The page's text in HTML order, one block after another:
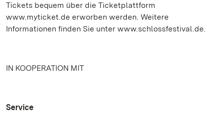
Tickets bequem über die Ticketplattform
www.myticket.de erworben werden. Weitere
Informationen finden Sie unter www.schlossfestival.de.
IN KOOPERATION MIT
Service